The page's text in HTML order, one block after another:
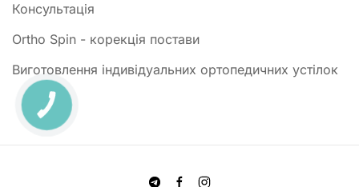
Консультація
Ortho Spin - корекція постави
Виготовлення індивідуальних ортопедичних устілок
КНОПКА
ЗВ'ЯЗКУ